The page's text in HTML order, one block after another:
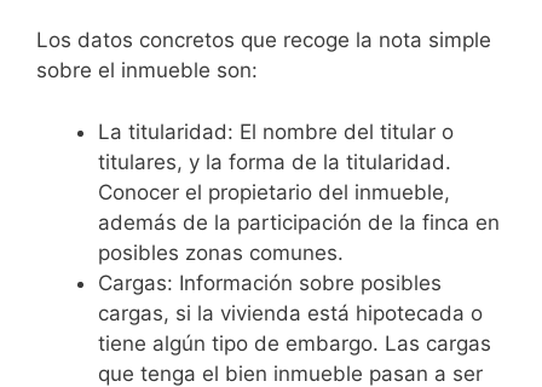
Los datos concretos que recoge la nota simple
sobre el inmueble son:
La titularidad: El nombre del titular o
titulares, y la forma de la titularidad.
Conocer el propietario del inmueble,
además de la participación de la finca en
posibles zonas comunes.
Cargas: Información sobre posibles
cargas, si la vivienda está hipotecada o
tiene algún tipo de embargo. Las cargas
que tenga el bien inmueble pasan a ser